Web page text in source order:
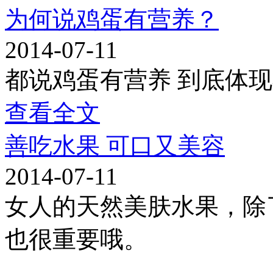
为何说鸡蛋有营养？
2014-07-11
都说鸡蛋有营养 到底体
查看全文
善吃水果 可口又美容
2014-07-11
女人的天然美肤水果，
也很重要哦。